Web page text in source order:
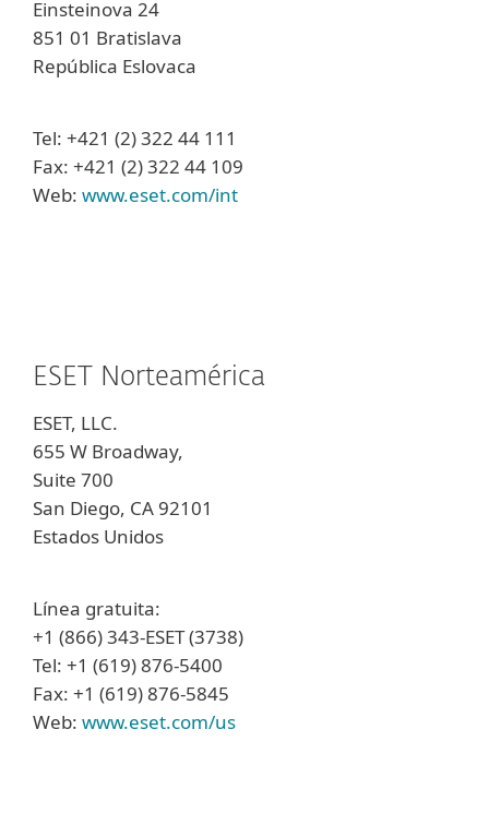
Einsteinova 24
851 01 Bratislava
República Eslovaca
Tel: +421 (2) 322 44 111
Fax: +421 (2) 322 44 109
Web: www.eset.com/int
ESET Norteamérica
ESET, LLC.
655 W Broadway,
Suite 700
San Diego, CA 92101
Estados Unidos
Línea gratuita:
+1 (866) 343-ESET (3738)
Tel: +1 (619) 876-5400
Fax: +1 (619) 876-5845
Web: www.eset.com/us